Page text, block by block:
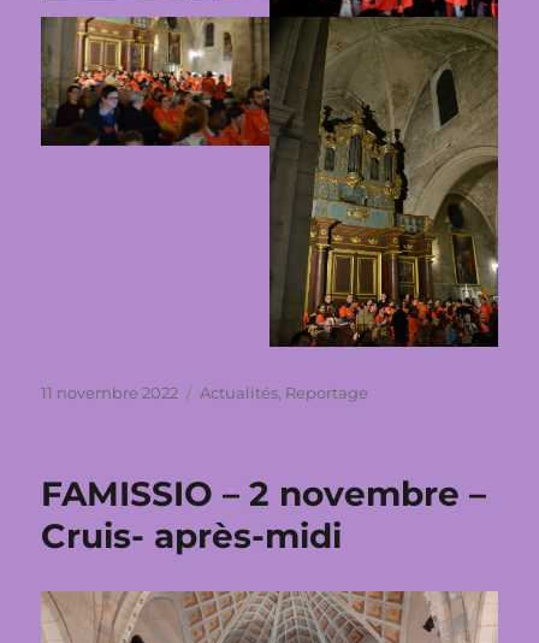
Publié
11 novembre 2022 Catégories
Actualités, Reportage
FAMISSIO – 2 novembre –
Cruis- après-midi